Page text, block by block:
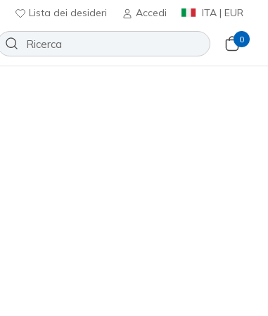
Lista dei desideri Accedi ITA | EUR
0